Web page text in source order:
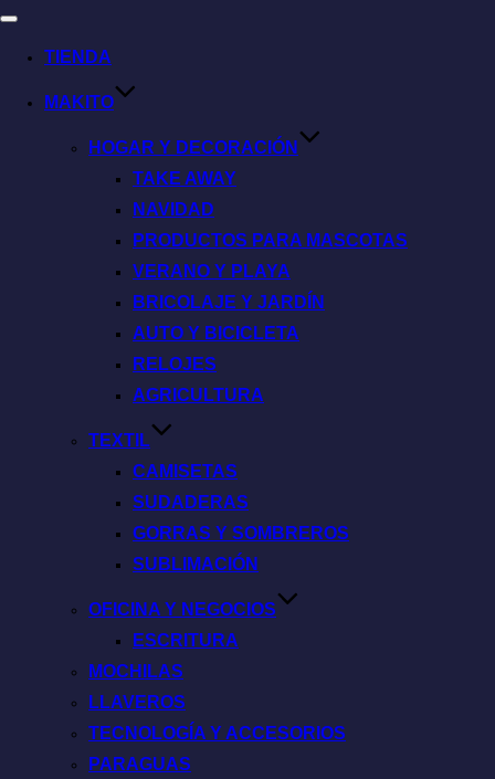
TIENDA
MAKITO
HOGAR Y DECORACIÓN
TAKE AWAY
NAVIDAD
PRODUCTOS PARA MASCOTAS
VERANO Y PLAYA
BRICOLAJE Y JARDÍN
AUTO Y BICICLETA
RELOJES
AGRICULTURA
TEXTIL
CAMISETAS
SUDADERAS
GORRAS Y SOMBREROS
SUBLIMACIÓN
OFICINA Y NEGOCIOS
ESCRITURA
MOCHILAS
LLAVEROS
TECNOLOGÍA Y ACCESORIOS
PARAGUAS